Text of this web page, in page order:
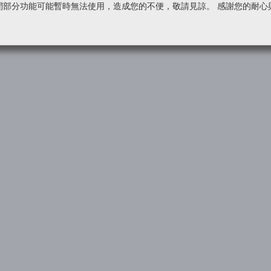
部分功能可能暫時無法使用，造成您的不便，敬請見諒。 感謝您的耐心